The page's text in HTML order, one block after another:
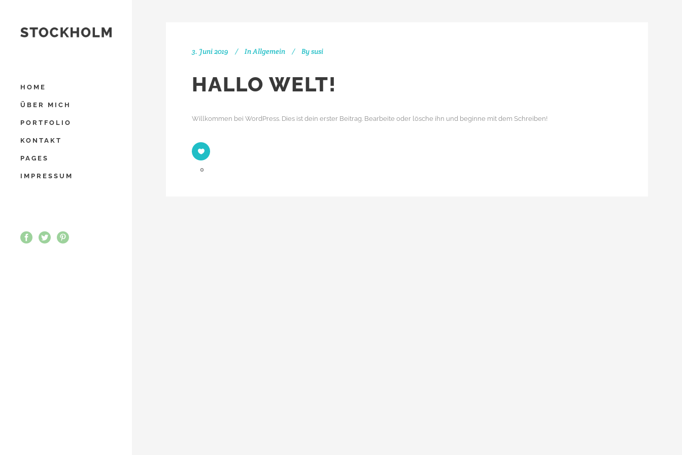
HOME
ÜBER MICH
PORTFOLIO
KONTAKT
PAGES
IMPRESSUM
3. Juni 2019 InAllgemein Bysusi
HALLO WELT!
Willkommen bei WordPress. Dies ist dein erster Beitrag. Bearbeite oder lösche ihn und beginne mit dem Schreiben!
0